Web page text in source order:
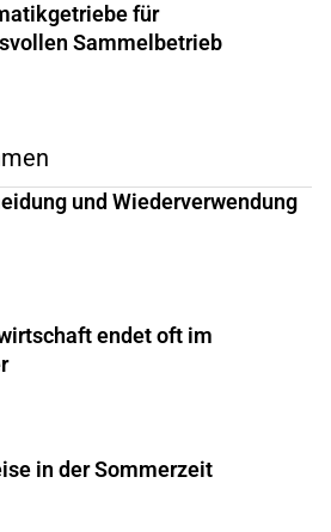
für
Sammelbetrieb
und Wiederverwendung
endet oft im
in der Sommerzeit